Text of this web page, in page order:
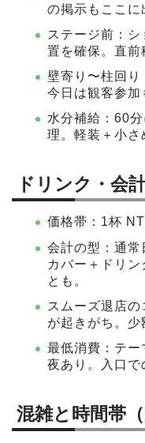
の掲示もここに
ステージ前：
置を確保。直前
壁寄り〜柱回り
今日は観客参加
水分補給：60
理。軽装＋小さ
ドリンク・会
価格帯：1杯
会計の型：通常
カバー＋ドリン
とも。
スムーズ退店
が起きがち。少
最低消費：テー
夜あり。入口で
混雑と時間帯（